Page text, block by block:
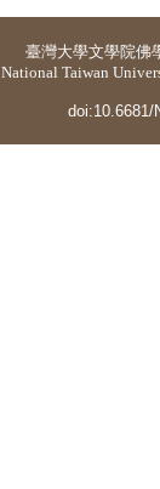
臺灣大學文學院佛
National Taiwan
doi:10.6681/